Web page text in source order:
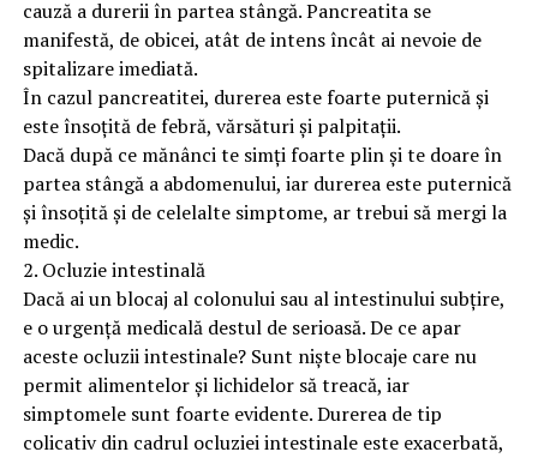
cauză a durerii în partea stângă. Pancreatita se
manifestă, de obicei, atât de intens încât ai nevoie de
spitalizare imediată.
În cazul pancreatitei, durerea este foarte puternică și
este însoțită de febră, vărsături și palpitații.
Dacă după ce mănânci te simți foarte plin și te doare în
partea stângă a abdomenului, iar durerea este puternică
și însoțită și de celelalte simptome, ar trebui să mergi la
medic.
2. Ocluzie intestinală
Dacă ai un blocaj al colonului sau al intestinului subțire,
e o urgență medicală destul de serioasă. De ce apar
aceste ocluzii intestinale? Sunt niște blocaje care nu
permit alimentelor și lichidelor să treacă, iar
simptomele sunt foarte evidente. Durerea de tip
colicativ din cadrul ocluziei intestinale este exacerbată,